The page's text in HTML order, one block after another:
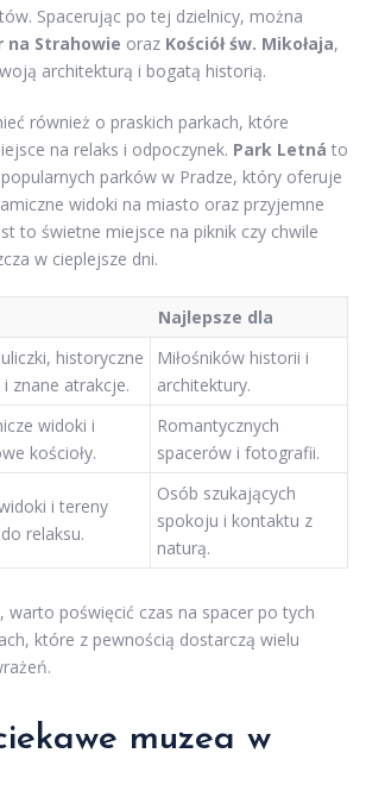
Spacerując po tej dzielnicy, można
na Strahowie oraz Kościół św. Mikołaja,
architekturą i bogatą historią.
również o praskich parkach, które
na relaks i odpoczynek. Park Letná to
parków w Pradze, który oferuje
widoki na miasto oraz przyjemne
to świetne miejsce na piknik czy chwile
w cieplejsze dni.
Najlepsze dla
historyczne
i znane atrakcje.
Miłośników historii i
architektury.
widoki i
kościoły.
Romantycznych
spacerów i fotografii.
i tereny
relaksu.
Osób szukających
spokoju i kontaktu z
naturą.
warto poświęcić czas na spacer po tych
które z pewnością dostarczą wielu
muzea w